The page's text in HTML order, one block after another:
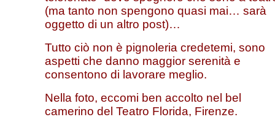
(ma tanto non spengono quasi mai… sarà
oggetto di un altro post)…
Tutto ciò non è pignoleria credetemi, sono
aspetti che danno maggior serenità e
consentono di lavorare meglio.
Nella foto, eccomi ben accolto nel bel
camerino del Teatro Florida, Firenze.